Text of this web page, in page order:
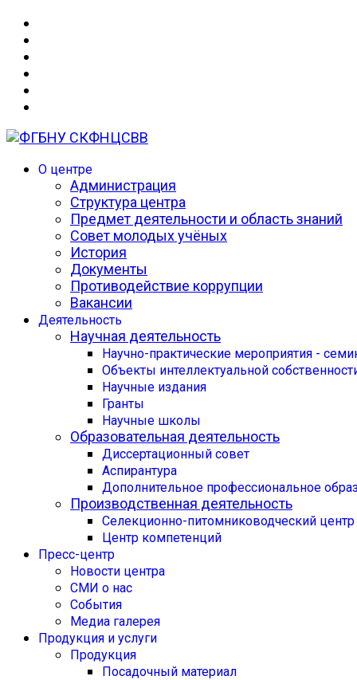
О центре
Администрация
Структура центра
Предмет деятельности и область знаний
Совет молодых учёных
История
Документы
Противодействие коррупции
Вакансии
Деятельность
Научная деятельность
Научно-практические мероприятия -
Объекты интеллектуальной
Научные издания
Гранты
Научные школы
Образовательная деятельность
Диссертационный совет
Аспирантура
Дополнительное профессиональное
Производственная деятельность
Селекционно-питомниководческий центр
Центр компетенций
Пресс-центр
Новости центра
СМИ о нас
События
Медиа галерея
Продукция и услуги
Продукция
Посадочный материал